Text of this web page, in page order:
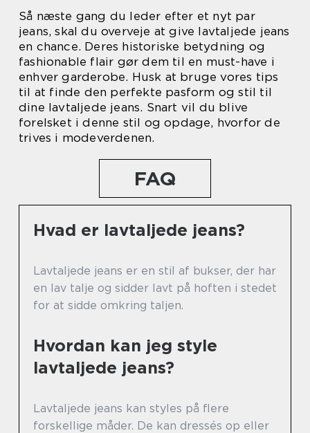
Så næste gang du leder efter et nyt par
jeans, skal du overveje at give lavtaljede jeans
en chance. Deres historiske betydning og
fashionable flair gør dem til en must-have i
enhver garderobe. Husk at bruge vores tips
til at finde den perfekte pasform og stil til
dine lavtaljede jeans. Snart vil du blive
forelsket i denne stil og opdage, hvorfor de
trives i modeverdenen.
FAQ
Hvad er lavtaljede jeans?
Lavtaljede jeans er en stil af bukser, der har
en lav talje og sidder lavt på hoften i stedet
for at sidde omkring taljen.
Hvordan kan jeg style
lavtaljede jeans?
Lavtaljede jeans kan styles på flere
forskellige måder. De kan dressés op eller